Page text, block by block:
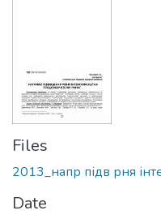
Files
2013_напр підв рня
Date